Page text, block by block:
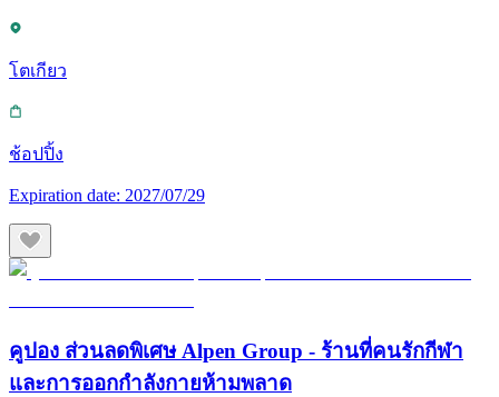
โตเกียว
ช้อปปิ้ง
Expiration date: 2027/07/29
คูปอง ส่วนลดพิเศษ Alpen Group - ร้านที่คนรักกีฬา
และการออกกำลังกายห้ามพลาด